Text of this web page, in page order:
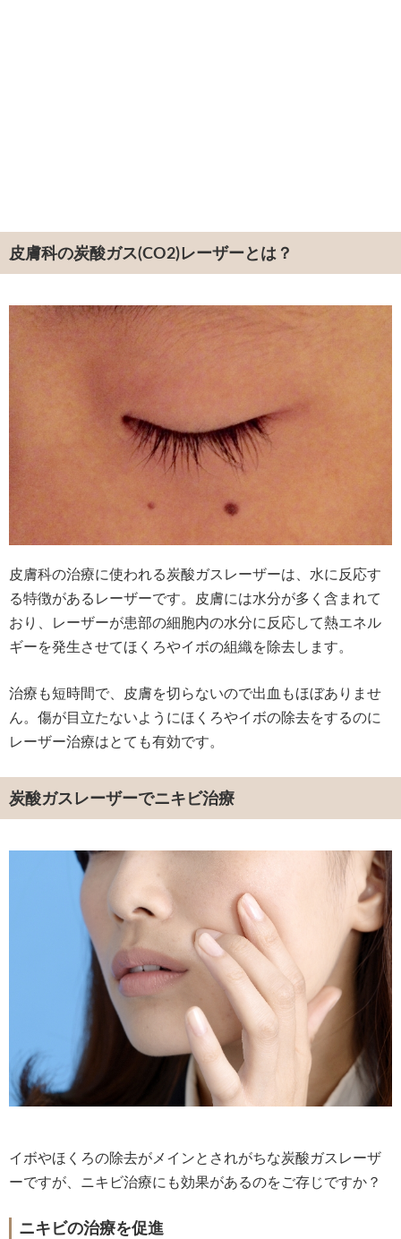
皮膚科の炭酸ガス(CO2)レーザーとは？
皮膚科の治療に使われる炭酸ガスレーザーは、水に反応す
る特徴があるレーザーです。皮膚には水分が多く含まれて
おり、レーザーが患部の細胞内の水分に反応して熱エネル
ギーを発生させてほくろやイボの組織を除去します。
治療も短時間で、皮膚を切らないので出血もほぼありませ
ん。傷が目立たないようにほくろやイボの除去をするのに
レーザー治療はとても有効です。
炭酸ガスレーザーでニキビ治療
イボやほくろの除去がメインとされがちな炭酸ガスレーザ
ーですが、ニキビ治療にも効果があるのをご存じですか？
ニキビの治療を促進